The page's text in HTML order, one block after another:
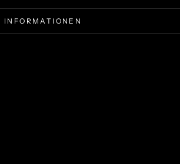
INFORMATIONEN
ANSEHEN